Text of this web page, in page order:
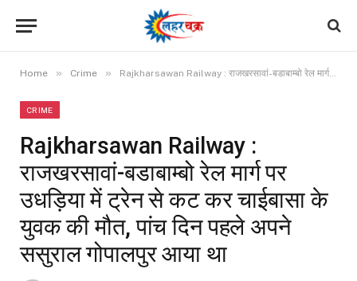
Home » Crime » Rajkharsawan Railway : राजखरसावां-बडाबाम्बो रेल मार्ग पर उधड़िया में ट्रेन से कट कर चाईबासा के युवक की मौत, पांच दिन पहले अपने ससुराल गोपालपुर आया था
CRIME
Rajkharsawan Railway :
राजखरसावां-बडाबाम्बो रेल मार्ग पर
उधड़िया में ट्रेन से कट कर चाईबासा के
युवक की मौत, पांच दिन पहले अपने
ससुराल गोपालपुर आया था